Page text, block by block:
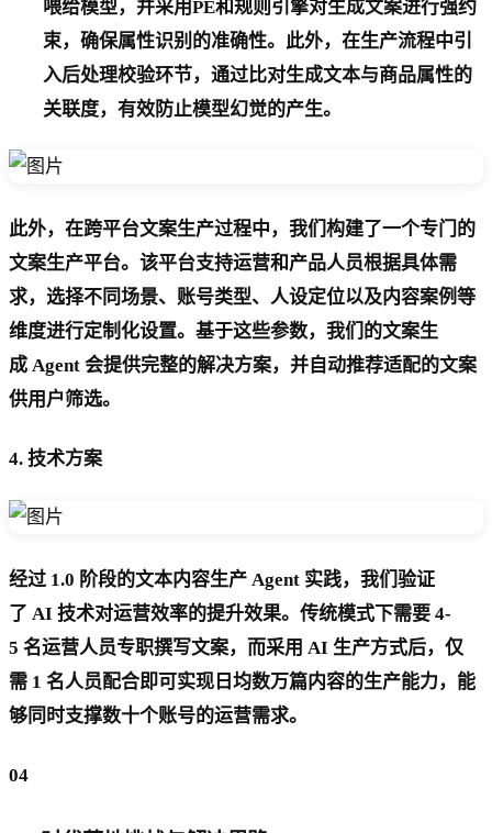
喂给模型，并采用PE和规则引擎对生成文案进行强约
束，确保属性识别的准确性。此外，在生产流程中引
入后处理校验环节，通过比对生成文本与商品属性的
关联度，有效防止模型幻觉的产生。
此外，在跨平台文案生产过程中，我们构建了一个专门的
文案生产平台。该平台支持运营和产品人员根据具体需
求，选择不同场景、账号类型、人设定位以及内容案例等
维度进行定制化设置。基于这些参数，我们的文案生
成 Agent 会提供完整的解决方案，并自动推荐适配的文案
供用户筛选。
4. 技术方案
经过 1.0 阶段的文本内容生产 Agent 实践，我们验证
了 AI 技术对运营效率的提升效果。传统模式下需要 4-
5 名运营人员专职撰写文案，而采用 AI 生产方式后，仅
需 1 名人员配合即可实现日均数万篇内容的生产能力，能
够同时支撑数十个账号的运营需求。
04